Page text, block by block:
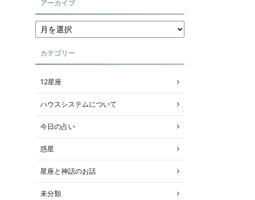
アーカイブ
カテゴリー
12星座
ハウスシステムについて
今日の占い
惑星
星座と神話のお話
未分類